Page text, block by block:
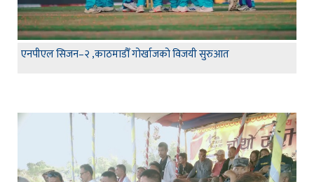
एनपीएल सिजन–२ ,काठमाडौँ गोर्खाजको विजयी सुरुआत